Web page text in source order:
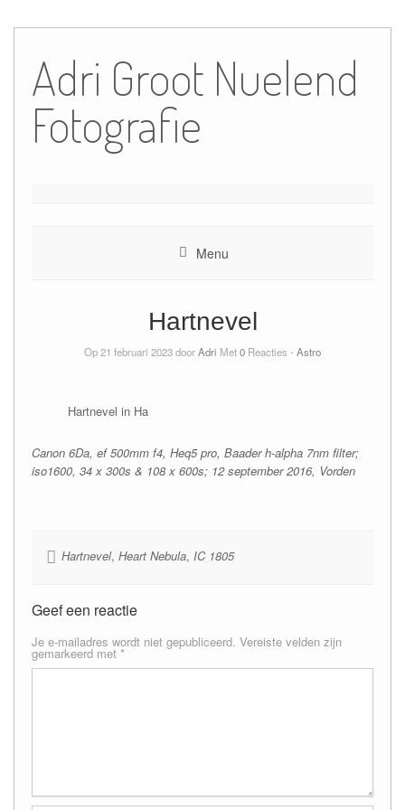
de
inhoud
Adri Groot Nuelend
Fotografie
Menu
Hartnevel
Op 21 februari 2023 doorAdri Met0 Reacties - Astro
Hartnevel in Ha
Canon 6Da, ef 500mm f4, Heq5 pro, Baader h-alpha 7nm filter;
iso1600, 34 x 300s & 108 x 600s; 12 september 2016, Vorden
Hartnevel, Heart Nebula, IC 1805
Geef een reactie
Je e-mailadres wordt niet gepubliceerd. Vereiste velden zijn
gemarkeerd met *